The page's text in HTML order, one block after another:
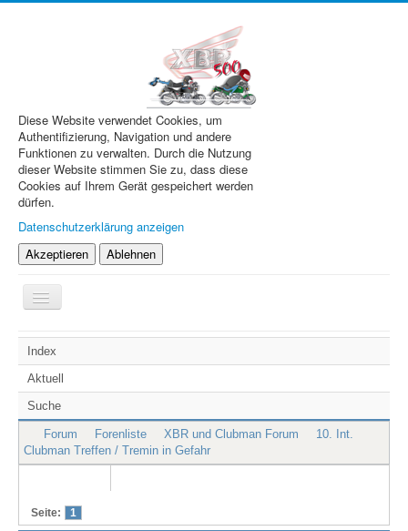
Diese Website verwendet Cookies, um
Authentifizierung, Navigation und andere
Funktionen zu verwalten. Durch die Nutzung
dieser Website stimmen Sie zu, dass diese
Cookies auf Ihrem Gerät gespeichert werden
dürfen.
Datenschutzerklärung anzeigen
Akzeptieren
Ablehnen
Navigation
an/aus
XBR.de
Technik
Forum
Treffen & Touren
Cafe-Ecke
Index
Aktuell
Suche
Forum Forenliste XBR und Clubman Forum
10. Int.
Clubman Treffen / Tremin in Gefahr
Seite: 1